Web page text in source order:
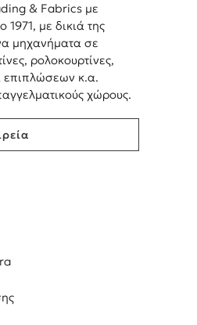
& Fabrics με
με δικιά της
μηχανήματα σε
ρολοκουρτίνες,
επιπλώσεων κ.α.
χώρους.